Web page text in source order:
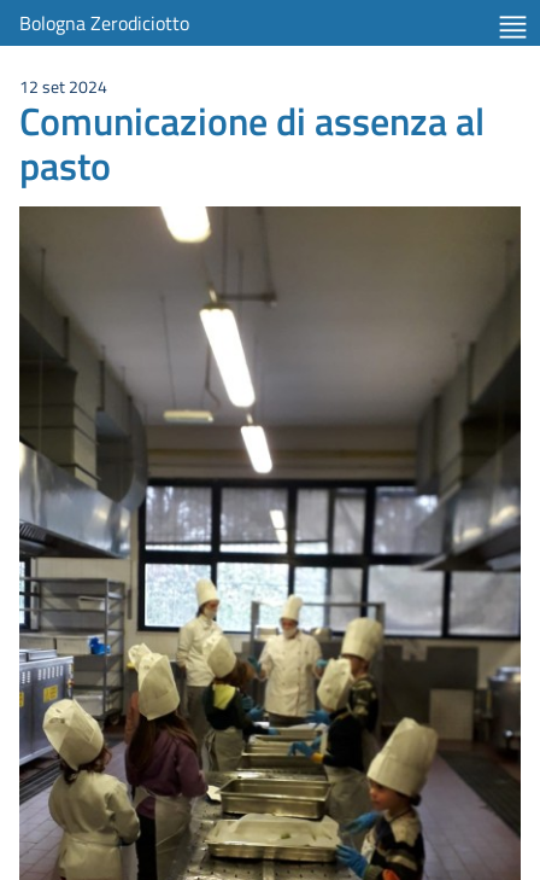
Bologna Zerodiciotto
12 set 2024
Comunicazione di assenza al
pasto